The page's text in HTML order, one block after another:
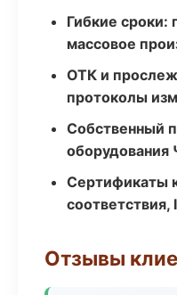
Гибкие сроки:
массовое
ОТК и
протоколы
Собственный
оборудования
Сертификаты
соответствия,
Отзывы